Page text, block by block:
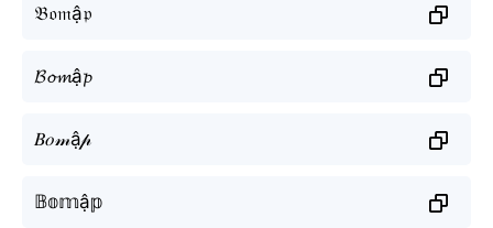
𝔅𝔬𝔪ậ𝔭
𝓑𝓸𝓶ậ𝓹
𝐵𝑜𝓂ậ𝓅
𝔹𝕠𝕞ậ𝕡